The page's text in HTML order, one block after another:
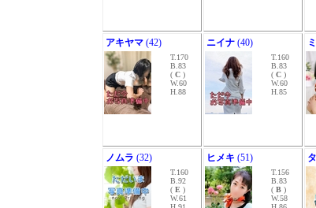
アキヤマ (42)
T.170
B.83
( C )
W.60
H.88
ニイナ (40)
T.160
B.83
( C )
W.60
H.85
ノムラ (32)
T.160
B.92
( E )
W.61
ヒメキ (51)
T.156
B.83
( B )
W.58